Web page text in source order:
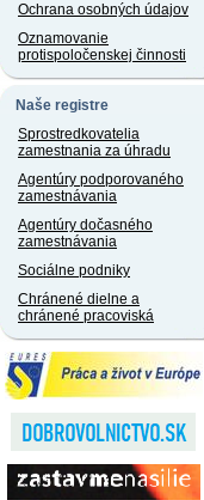
Ochrana osobných údajov
Oznamovanie
protispoločenskej činnosti
Naše registre
Sprostredkovatelia
zamestnania za úhradu
Agentúry podporovaného
zamestnávania
Agentúry dočasného
zamestnávania
Sociálne podniky
Chránené dielne a
chránené pracoviská